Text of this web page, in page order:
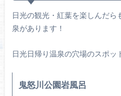
日光の観光・紅葉を楽しんだら
泉があります！
日光日帰り温泉の穴場のスポッ
鬼怒川公園岩風呂